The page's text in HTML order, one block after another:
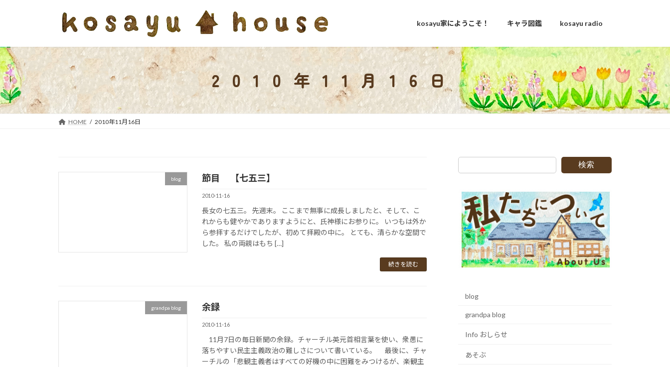
ツ
へ
ス
キ
ッ
プ
シ
ョ
ン
に
移
動
kosayu家にようこそ！ キャラ図鑑 kosayu radio
2010年11月16日
HOME 2010年11月16日
blog 節目 【七五三】
2010-11-16
長女の七五三。 先週末。 ここまで無事に成長しましたと、そして、こ
れからも健やかでありますようにと、氏神様にお参りに。 いつもは外か
ら参拝するだけでしたが、初めて拝殿の中に。 とても、清らかな空間で
した。 私の両親はもち […]
続きを読む
grandpa blog 余録
2010-11-16
11月7日の毎日新聞の余録。チャーチル英元首相言葉を使い、衆愚に
落ちやすい民主主義政治の難しさについて書いている。 最後に、チャ
ーチルの「悲観主義者はすべての好機の中に困難をみつけるが、楽観主
検索
blog
grandpa blog
Info おしらせ
あそぶ